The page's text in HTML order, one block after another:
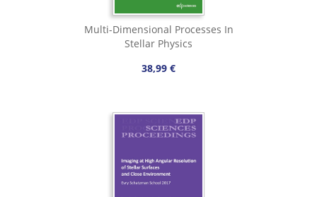
Multi-Dimensional Processes In
Stellar Physics
38,99 €